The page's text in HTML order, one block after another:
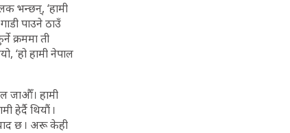
भन्छन्, ‘हामी
पाउने ठाउँ
क्रममा ती
‘हो हामी नेपाल
जाऔँ। हामी
हेर्दै थियौं ।
छ । अरू केही